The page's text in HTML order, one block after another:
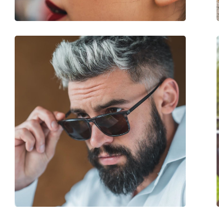
Аксессуары
Футляр:
Да
Салфетка для чистки:
Да
Женские
Категория:
Солнцезащитные
Бренд:
Liu Jo
Использование:
Модные
Код:
LJ610S 204 58